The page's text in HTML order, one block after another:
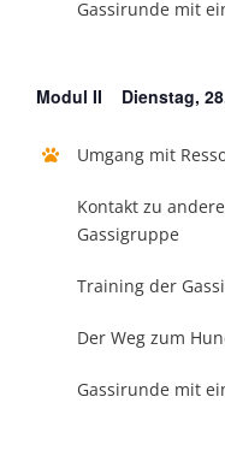
Gassirunde mit
Modul II Dienstag,
Umgang mit
Kontakt zu
Gassigruppe
Training der
Der Weg zum
Gassirunde mit